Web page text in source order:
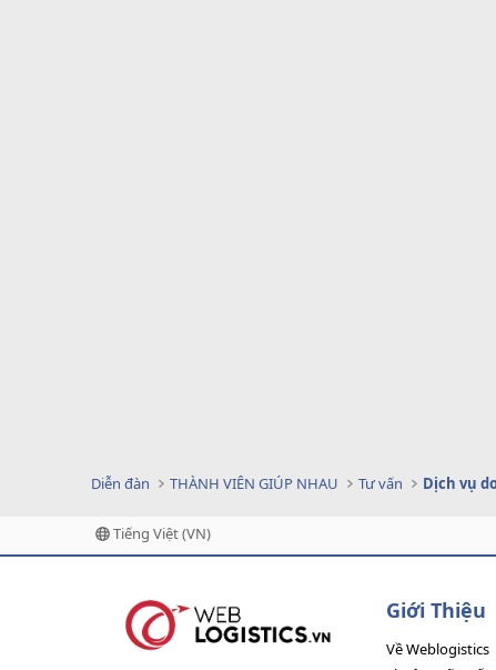
Diễn đàn THÀNH VIÊN GIÚP NHAU Tư vấn
Tiếng Việt (VN)
Giới Thiệu
Về Weblogistics